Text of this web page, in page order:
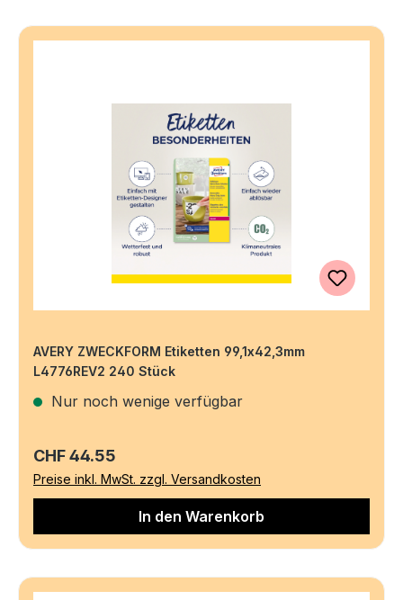
AVERY ZWECKFORM Etiketten 99,1x42,3mm
L4776REV2 240 Stück
Nur noch wenige verfügbar
Regulärer Preis:
CHF 44.55
Preise inkl. MwSt. zzgl. Versandkosten
In den Warenkorb